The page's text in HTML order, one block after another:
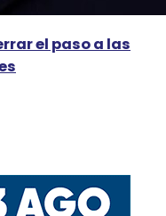
el paso a las